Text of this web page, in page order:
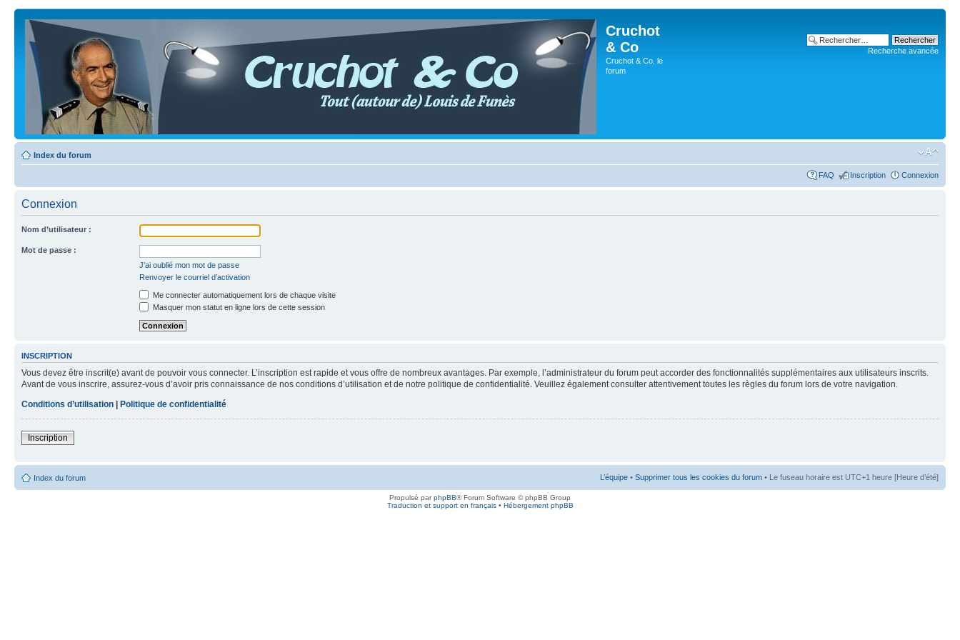
Cruchot
& Co
Cruchot & Co, le
forum
Recherche avancée
Index du forum
FAQ Inscription Connexion
Connexion
Nom d’utilisateur :
Mot de passe :
J’ai oublié mon mot de passe
Renvoyer le courriel d’activation
Me connecter automatiquement lors de chaque visite
Masquer mon statut en ligne lors de cette session
INSCRIPTION
Vous devez être inscrit(e) avant de pouvoir vous connecter. L’inscription est rapide et vous offre de nombreux avantages. Par exemple, l’administrateur du forum peut accorder des fonctionnalités supplémentaires aux utilisateurs inscrits.
Avant de vous inscrire, assurez-vous d’avoir pris connaissance de nos conditions d’utilisation et de notre politique de confidentialité. Veuillez également consulter attentivement toutes les règles du forum lors de votre navigation.
Conditions d’utilisation | Politique de confidentialité
Inscription
Index du forum L’équipe • Supprimer tous les cookies du forum • Le fuseau horaire est UTC+1 heure [Heure d’été]
Propulsé parphpBB® Forum Software © phpBB Group
Traduction et support en français• Hébergement phpBB